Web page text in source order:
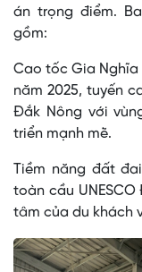
án trọng điểm.
gồm:
Cao tốc Gia Nghĩa
năm 2025, tuyến
Đắk Nông với
triển mạnh mẽ.
Tiềm năng đất
toàn cầu
tâm của du khách